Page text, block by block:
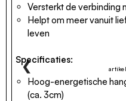
❮
Versterkt de verbinding
Helpt om meer vanuit
leven
Specificaties:
Hoog-energetische
(ca. 3cm)